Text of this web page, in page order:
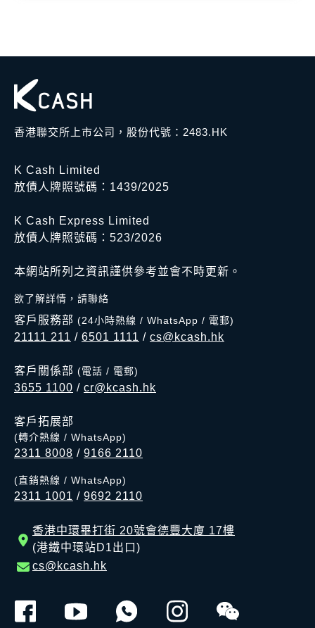
請電郵至 cs@kcash.hk 或致電 21111
211。
香港聯交所上市公司，股份代號：2483.HK
K Cash Limited
放債人牌照號碼：1439/2025
K Cash Express Limited
放債人牌照號碼：523/2026
本網站所列之資訊謹供參考並會不時更新。
欲了解詳情，請聯絡
客戶服務部 (24小時熱線 / WhatsApp / 電郵)
21111 211 / 6501 1111 / cs@kcash.hk
客戶關係部 (電話 / 電郵)
3655 1100 / cr@kcash.hk
客戶拓展部
(轉介熱線 / WhatsApp)
2311 8008 / 9166 2110
(直銷熱線 / WhatsApp)
2311 1001 / 9692 2110
香港中環畢打街 20號會德豐大廈 17樓
(港鐵中環站D1出口)
cs@kcash.hk